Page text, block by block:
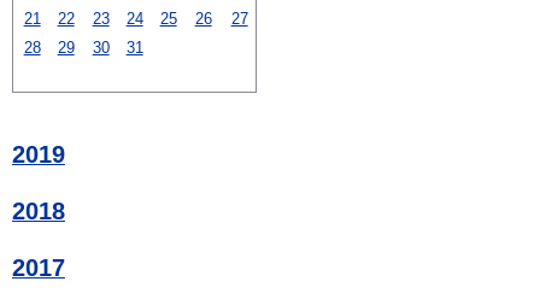
21
22 23 24 25 26
27
28
29 30 31
2019
2018
2017